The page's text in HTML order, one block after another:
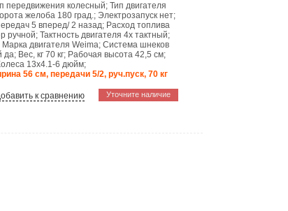
передвижения колесный; Тип двигателя
желоба 180 град.; Электрозапуск нет;
5 вперед/ 2 назад; Расход топлива
ручной; Тактность двигателя 4х тактный;
Марка двигателя Weima; Система шнеков
да; Вес, кг 70 кг; Рабочая высота 42,5 см;
13x4.1-6 дюйм;
56 см, передачи 5/2, руч.пуск, 70 кг
Уточните наличие
к сравнению